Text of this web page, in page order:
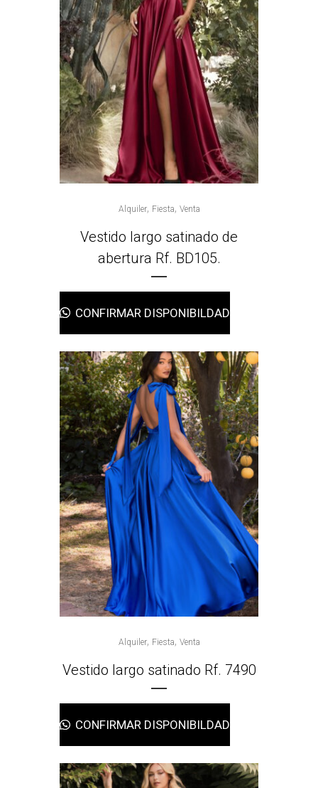
Alquiler, Fiesta, Venta
Vestido largo satinado de
abertura Rf. BD105.
CONFIRMAR DISPONIBILDAD
Alquiler, Fiesta, Venta
Vestido largo satinado Rf. 7490
CONFIRMAR DISPONIBILDAD